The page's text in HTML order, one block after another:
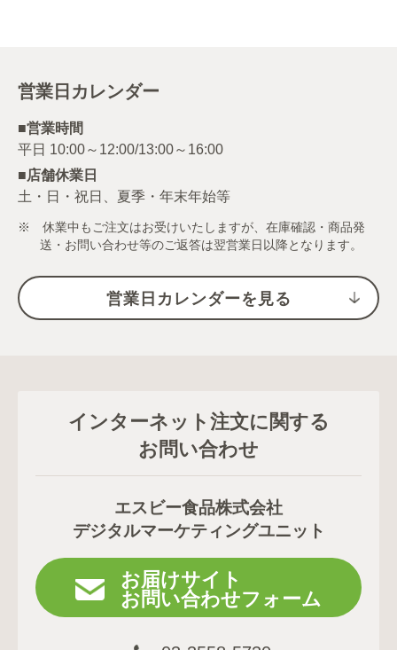
営業日カレンダー
■営業時間
■店舗休業日
土・日・祝日、夏季・年末年始等
※ 休業中もご注文はお受けいたしますが、在庫確認・商品発
送・お問い合わせ等のご返答は翌営業日以降となります。
営業日カレンダーを見る
インターネット注文に関する
お問い合わせ
エスビー食品株式会社
デジタルマーケティングユニット
お届けサイト
お問い合わせフォーム